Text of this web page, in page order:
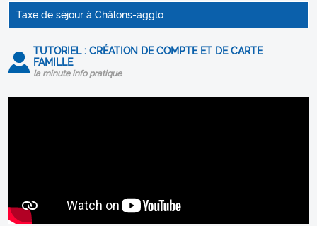
Taxe de séjour à Châlons-agglo
TUTORIEL : CRÉATION DE COMPTE ET DE CARTE
FAMILLE
la minute info pratique